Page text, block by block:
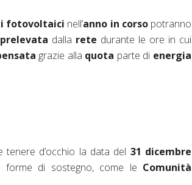
fotovoltaici nell’anno in corsopotranno
dalla rete durante le ore in cui
grazie alla quota parte di energia
d’occhio la data del 31 dicembre
forme di sostegno, come le Comunità